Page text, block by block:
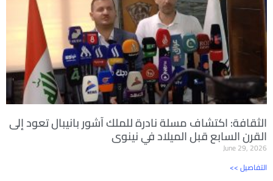
الثقافة: اكتشاف مسلة نادرة للملك آشور بانيبال تعود إلى
القرن السابع قبل الميلاد في نينوى
June 29, 2026
<< التفاصيل